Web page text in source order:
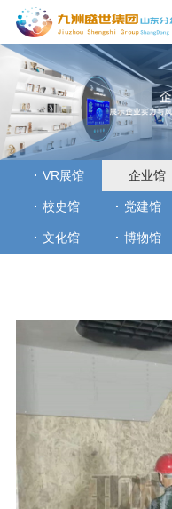
VR展馆 企业馆
校史馆 党建馆
文化馆 博物馆